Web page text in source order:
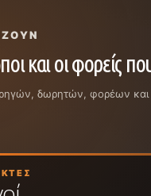
και οι φορείς
δωρητών, φορέων και